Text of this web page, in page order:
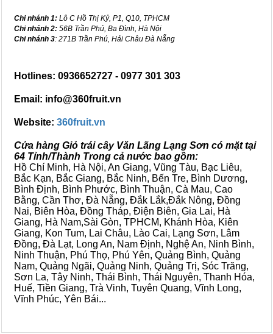
Chi nhánh 1: Lô C Hồ Thị Kỷ, P1, Q10, TPHCM
Chi nhánh 2: 56B Trần Phú, Ba Đình, Hà Nội
Chi nhánh 3: 271B Trần Phú, Hải Châu Đà Nẵng
Hotlines: 0936652727 - 0977 301 303
Email: info@360fruit.vn
Website: 360fruit.vn
Cửa hàng Giỏ trái cây Văn Lãng Lạng Sơn có mặt tại
64 Tỉnh/Thành Trong cả nước bao gồm:
Hồ Chí Minh, Hà Nội, An Giang, Vũng Tàu, Bạc Liêu,
Bắc Kạn, Bắc Giang, Bắc Ninh, Bến Tre, Bình Dương,
Bình Định, Bình Phước, Bình Thuận, Cà Mau, Cao
Bằng, Cần Thơ, Đà Nẵng, Đắk Lắk,Đắk Nông, Đồng
Nai, Biên Hòa, Đồng Tháp, Điện Biên, Gia Lai, Hà
Giang, Hà Nam,Sài Gòn, TPHCM, Khánh Hòa, Kiên
Giang, Kon Tum, Lai Châu, Lào Cai, Lạng Sơn, Lâm
Đồng, Đà Lạt, Long An, Nam Định, Nghệ An, Ninh Bình,
Ninh Thuận, Phú Thọ, Phú Yên, Quảng Bình, Quảng
Nam, Quảng Ngãi, Quảng Ninh, Quảng Trị, Sóc Trăng,
Sơn La, Tây Ninh, Thái Bình, Thái Nguyên, Thanh Hóa,
Huế, Tiền Giang, Trà Vinh, Tuyên Quang, Vĩnh Long,
Vĩnh Phúc, Yên Bái...